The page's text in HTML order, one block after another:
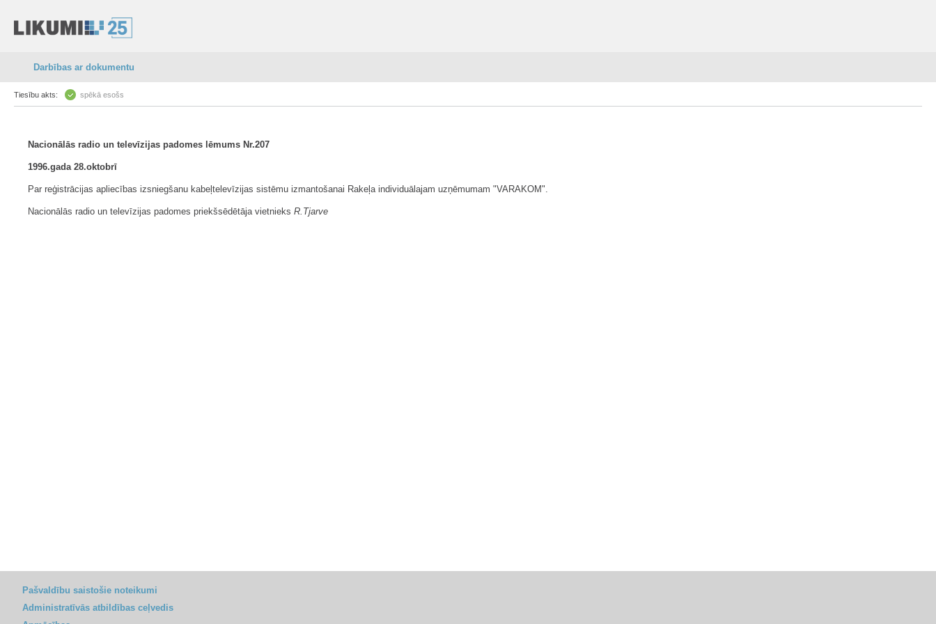
Darbības ar dokumentu
Tiesību akts: spēkā esošs
Nacionālās radio un televīzijas padomes lēmums Nr.207
1996.gada 28.oktobrī
Par reģistrācijas apliecības izsniegšanu kabeļtelevīzijas sistēmu izmantošanai Rakeļa individuālajam uzņēmumam "VARAKOM".
Nacionālās radio un televīzijas padomes priekšsēdētāja vietnieks R.Tjarve
Pašvaldību saistošie noteikumi
Administratīvās atbildības ceļvedis